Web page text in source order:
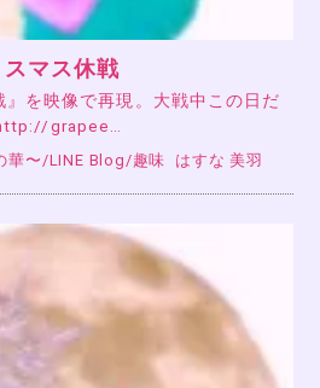
スマス休戦
を映像で再現。大戦中この日だ
grapee…
華〜/LINE Blog /趣味 はすな 美羽